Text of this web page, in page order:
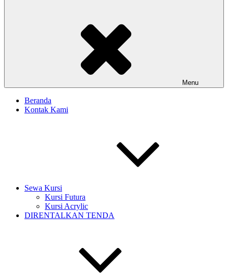
Menu
Beranda
Kontak Kami
Sewa Kursi
Kursi Futura
Kursi Acrylic
DIRENTALKAN TENDA